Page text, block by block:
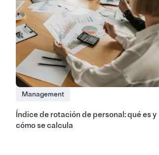
Management
Índice de rotación de personal: qué es y
cómo se calcula